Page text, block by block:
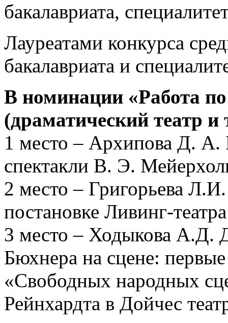
бакалавриата,
Лауреатами конкурса
бакалавриата и
В номинации «Работа
(драматический театр и
1 место – Архипова Д. А.
спектакли В. Э.
2 место – Григорьева
постановке Ливинг-
3 место – Ходыкова А.Д.
Бюхнера на сцене:
«Свободных народных
Рейнхардта в Дойчес